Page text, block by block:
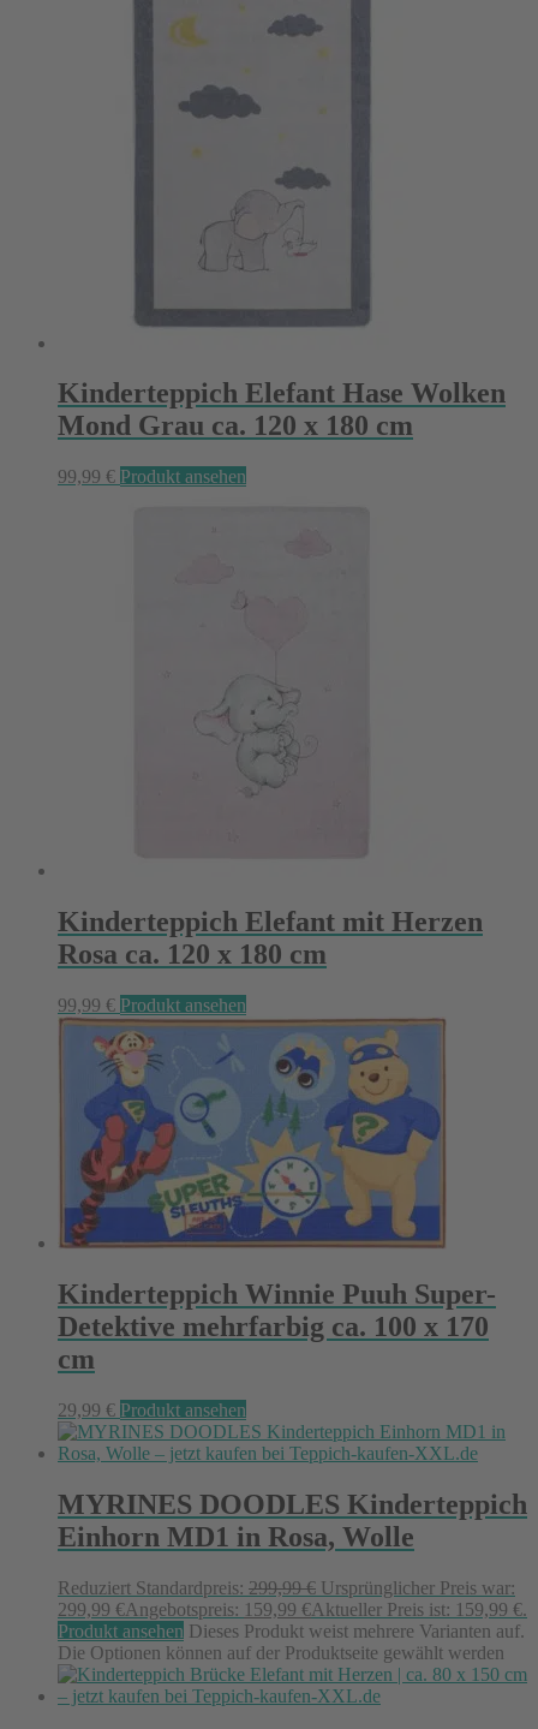
Kinderteppich Elefant Hase Wolken
Mond Grau ca. 120 x 180 cm
99,99 € Produkt ansehen
Kinderteppich Elefant mit Herzen
Rosa ca. 120 x 180 cm
99,99 € Produkt ansehen
Kinderteppich Winnie Puuh Super-
Detektive mehrfarbig ca. 100 x 170
cm
29,99 € Produkt ansehen
MYRINES DOODLES Kinderteppich
Einhorn MD1 in Rosa, Wolle
Reduziert Standardpreis: 299,99€ Ursprünglicher Preis war:
299,99 €Angebotspreis: 159,99 €Aktueller Preis ist: 159,99 €.
Produkt ansehen Dieses Produkt weist mehrere Varianten auf.
Die Optionen können auf der Produktseite gewählt werden